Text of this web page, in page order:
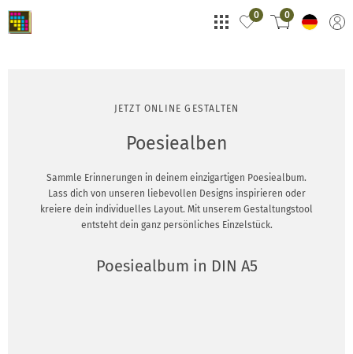
0 0
JETZT ONLINE GESTALTEN
Poesiealben
Sammle Erinnerungen in deinem einzigartigen Poesiealbum.
Lass dich von unseren liebevollen Designs inspirieren oder
kreiere dein individuelles Layout. Mit unserem Gestaltungstool
entsteht dein ganz persönliches Einzelstück.
Poesiealbum in DIN A5